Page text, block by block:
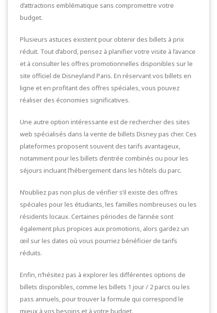
d’attractions emblématique sans compromettre votre
budget.
Plusieurs astuces existent pour obtenir des billets à prix
réduit. Tout d’abord, pensez à planifier votre visite à l’avance
et à consulter les offres promotionnelles disponibles sur le
site officiel de Disneyland Paris. En réservant vos billets en
ligne et en profitant des offres spéciales, vous pouvez
réaliser des économies significatives.
Une autre option intéressante est de rechercher des sites
web spécialisés dans la vente de billets Disney pas cher. Ces
plateformes proposent souvent des tarifs avantageux,
notamment pour les billets d’entrée combinés ou pour les
séjours incluant l’hébergement dans les hôtels du parc.
N’oubliez pas non plus de vérifier s’il existe des offres
spéciales pour les étudiants, les familles nombreuses ou les
résidents locaux. Certaines périodes de l’année sont
également plus propices aux promotions, alors gardez un
œil sur les dates où vous pourriez bénéficier de tarifs
réduits.
Enfin, n’hésitez pas à explorer les différentes options de
billets disponibles, comme les billets 1 jour / 2 parcs ou les
pass annuels, pour trouver la formule qui correspond le
mieux à vos besoins et à votre budget.